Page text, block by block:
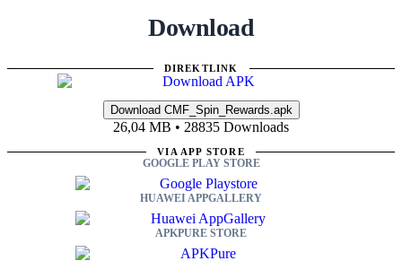
Download
DIREKTLINK
26,04 MB • 28835 Downloads
VIA APP STORE
GOOGLE PLAY STORE
HUAWEI APPGALLERY
APKPURE STORE